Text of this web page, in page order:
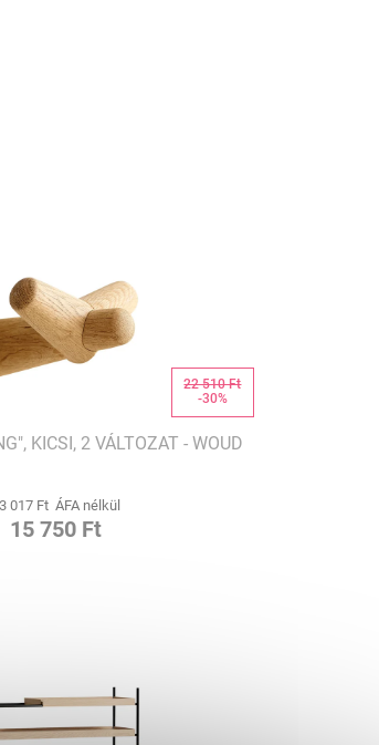
22 510 Ft
-30%
KICSI, 2 VÁLTOZAT - WOUD
017 Ft ÁFA nélkül
15 750 Ft